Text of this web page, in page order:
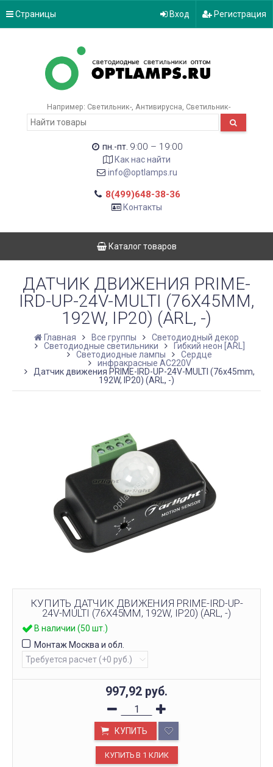
Страницы Вход Регистрация
Например: Светильник- Антивирусна Светильник-
пн.-пт. 9:00 – 19:00
Как нас найти
info@optlamps.ru
8(499)648-38-36
Контакты
Каталог товаров
ДАТЧИК ДВИЖЕНИЯ PRIME-
IRD-UP-24V-MULTI (76X45MM,
192W, IP20) (ARL, -)
Главная Все группы
Светодиодный декор
Светодиодные светильники
Гибкий неон [ARL]
Светодиодные лампы
Сердце
инфракрасные AC220V
Датчик движения PRIME-IRD-UP-24V-MULTI (76x45mm,
192W, IP20) (ARL, -)
КУПИТЬ ДАТЧИК ДВИЖЕНИЯ PRIME-IRD-UP-
24V-MULTI (76X45MM, 192W, IP20) (ARL, -)
В наличии (50 шт.)
Монтаж Москва и обл.
997,92 руб.
КУПИТЬ